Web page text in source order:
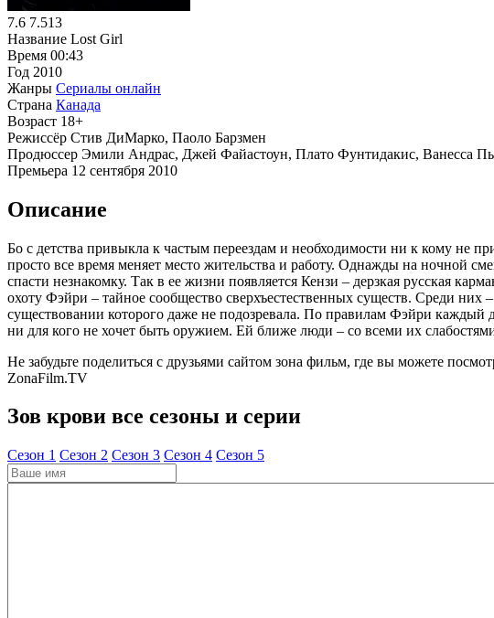
7.6 7.513
Название Lost Girl
Время 00:43
Год 2010
Жанры Сериалы онлайн
Страна Канада
Возраст 18+
Режиссёр Стив ДиМарко, Паоло Барзмен
Продюссер Эмили Андрас, Джей Файастоун, Плато Фунтидакис, Ванесса
Премьера 12 сентября 2010
Описание
Бо с детства привыкла к частым переездам и необходимости ни к кому не
просто все время меняет место жительства и работу. Однажды на ночной
спасти незнакомку. Так в ее жизни появляется Кензи – дерзкая русская
охоту Фэйри – тайное сообщество сверхъестественных существ. Среди
существовании которого даже не подозревала. По правилам Фэйри
ни для кого не хочет быть оружием. Ей ближе люди – со всеми их
Не забудьте поделиться с друзьями сайтом зона фильм, где вы можете
ZonaFilm.TV
Зов крови все сезоны и серии
Cезон 1 Cезон 2 Cезон 3 Cезон 4 Cезон 5